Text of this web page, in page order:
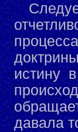
истину
давала